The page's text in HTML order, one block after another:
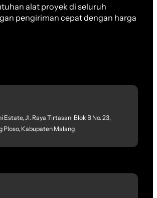
alat proyek di seluruh
pengiriman cepat dengan harga
Estate, Jl. Raya Tirtasani Blok B No. 23,
Ploso, Kabupaten Malang